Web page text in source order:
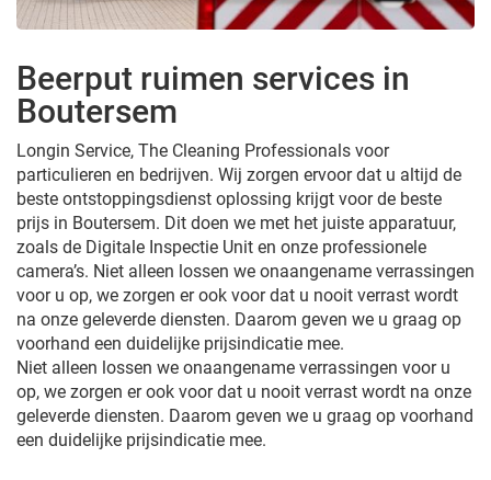
Beerput ruimen services in
Boutersem
Longin Service, The Cleaning Professionals voor
particulieren en bedrijven. Wij zorgen ervoor dat u altijd de
beste ontstoppingsdienst oplossing krijgt voor de beste
prijs in Boutersem. Dit doen we met het juiste apparatuur,
zoals de Digitale Inspectie Unit en onze professionele
camera’s. Niet alleen lossen we onaangename verrassingen
voor u op, we zorgen er ook voor dat u nooit verrast wordt
na onze geleverde diensten. Daarom geven we u graag op
voorhand een duidelijke prijsindicatie mee.
Niet alleen lossen we onaangename verrassingen voor u
op, we zorgen er ook voor dat u nooit verrast wordt na onze
geleverde diensten. Daarom geven we u graag op voorhand
een duidelijke prijsindicatie mee.